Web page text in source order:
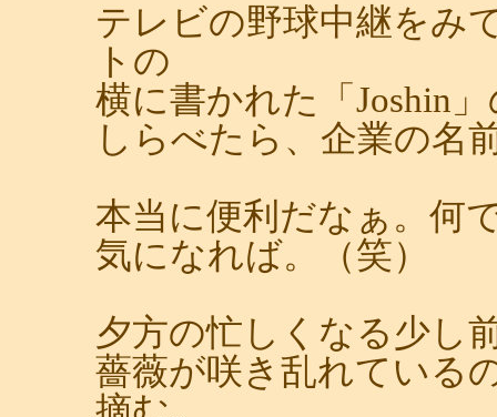
テレビの野球中継をみ
トの
横に書かれた「Joshin
しらべたら、企業の名
本当に便利だなぁ。何
気になれば。（笑）
夕方の忙しくなる少し
薔薇が咲き乱れている